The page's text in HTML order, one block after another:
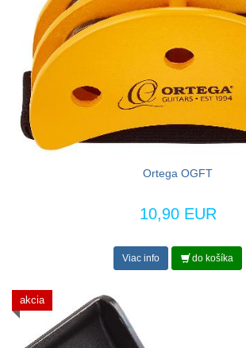
Ortega OGFT
10,90 EUR
Viac info do košíka
akcia